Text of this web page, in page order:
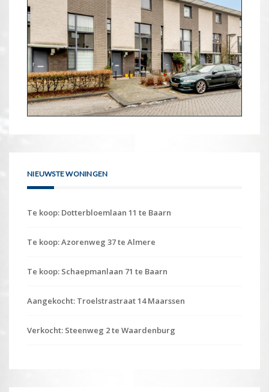
NIEUWSTE WONINGEN
Te koop: Dotterbloemlaan 11 te Baarn
Te koop: Azorenweg 37 te Almere
Te koop: Schaepmanlaan 71 te Baarn
Aangekocht: Troelstrastraat 14 Maarssen
Verkocht: Steenweg 2 te Waardenburg